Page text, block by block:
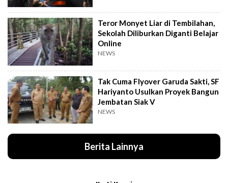
Teror Monyet Liar di Tembilahan,
Sekolah Diliburkan Diganti Belajar
Online
NEWS
Tak Cuma Flyover Garuda Sakti, SF
Hariyanto Usulkan Proyek Bangun
Jembatan Siak V
NEWS
Berita Lainnya